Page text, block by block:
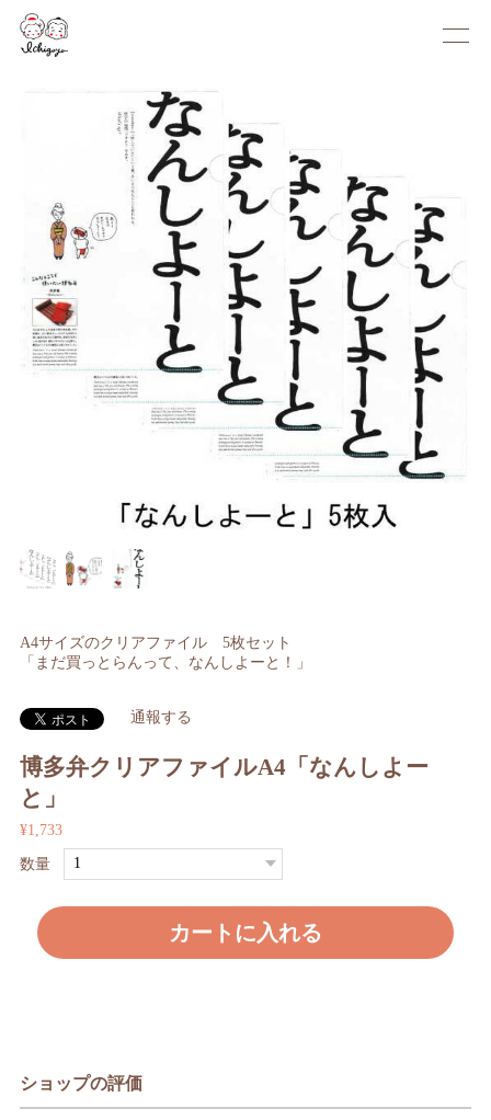
博多弁クリアファイルA4「なんしよー
と」
¥1,733
数量
カートに入れる
A4サイズのクリアファイル 5枚セット
「まだ買っとらんって、なんしよーと！」
通報する
ショップの評価